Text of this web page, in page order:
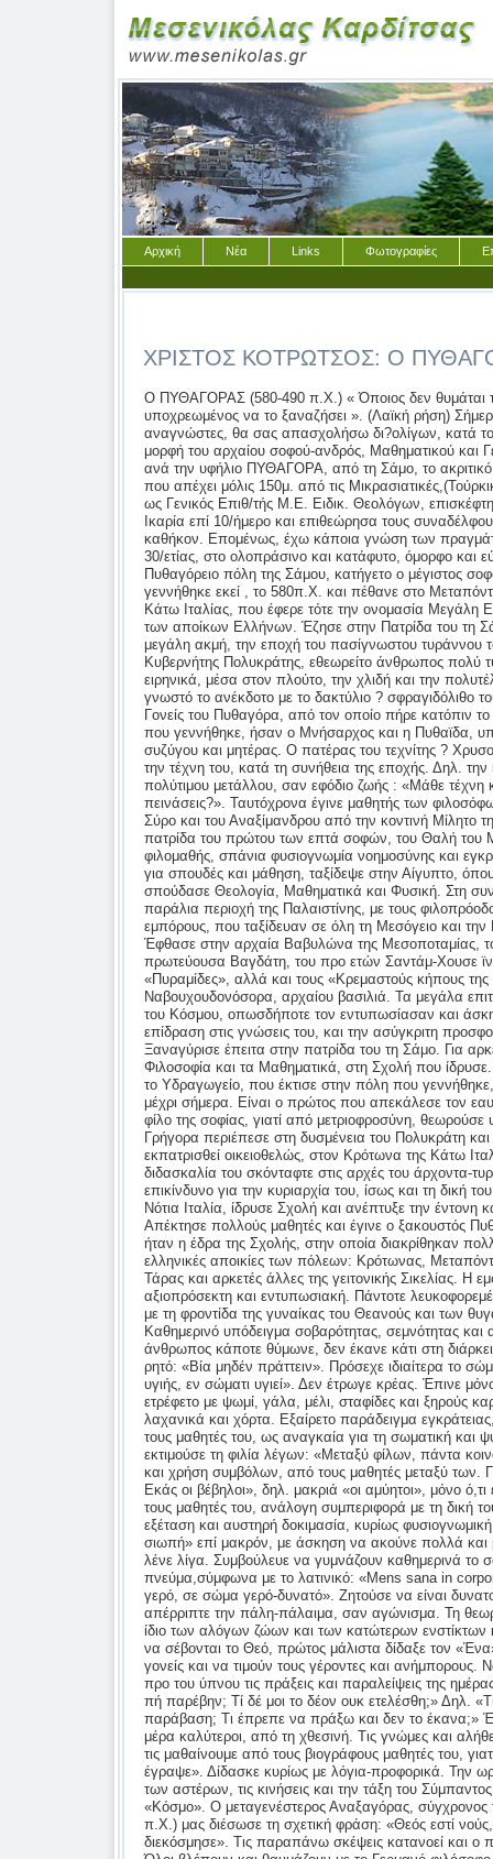
Αρχική Νέα Links Φωτογραφίες
ΧΡΙΣΤΟΣ ΚΟΤΡΩΤΣΟΣ: Ο
Ο ΠΥΘΑΓΟΡΑΣ (580-490 π.Χ.) « Όποιος δεν θυμάται το παρελθόν του, είναι υποχρεωμένος να το ξαναζήσει ». (Λαϊκή ρήση) Σήμερα αγαπητοί φίλοι και αναγνώστες, θα σας απασχολήσω δι?ολίγων, κατά το δυνατόν, με τη μεγάλη μορφή του αρχαίου σοφού-ανδρός, Μαθηματικού και Γεωμέτρη, του ξακουστού ανά την υφήλιο ΠΥΘΑΓΟΡΑ, από τη Σάμο, το ακριτικό νησί μας του Αιγαίου, που απέχει μόλις 150μ. από τις Μικρασιατικές,(Τούρκικες) ακτές. Το 1980-81, ως Γενικός Επιθ/τής Μ.Ε. Ειδικ. Θεολόγων, επισκέφτηκα τη Σάμο και την Ικαρία επί 10/ήμερο και επιθεώρησα τους συναδέλφους Θεολόγους, κατά καθήκον. Επομένως, έχω κάποια γνώση των πραγμάτων, όπως τα έζησα προ 30/ετίας, στο ολοπράσινο και κατάφυτο, όμορφο και εύφορο νησί μας. Από το Πυθαγόρειο πόλη της Σάμου, κατήγετο ο μέγιστος σοφός του καιρού του, που γεννήθηκε εκεί , το 580π.Χ. και πέθανε στο Μεταπόντιο, πόλη της Νότιας-Κάτω Ιταλίας, που έφερε τότε την ονομασία Μεγάλη Ελλάδα, από το πλήθος των αποίκων Ελλήνων. Έζησε στην Πατρίδα του τη Σάμο, που γνώρισε τότε μεγάλη ακμή, την εποχή του πασίγνωστου τυράννου του Πολυκράτη. Ο Κυβερνήτης Πολυκράτης, εθεωρείτο άνθρωπος πολύ τυχερός και το νησί ζούσε ειρηνικά, μέσα στον πλούτο, την χλιδή και την πολυτέλεια. Σε πολλούς είναι γνωστό το ανέκδοτο με το δακτύλιο ? σφραγιδόλιθο του άρχοντα Πολυκράτη. Γονείς του Πυθαγόρα, από τον οποίο πήρε κατόπιν το όνομα του και η πόλη που γεννήθηκε, ήσαν ο Μνήσαρχος και η Πυθαϊδα, υπόδειγμα γυναίκας ? συζύγου και μητέρας. Ο πατέρας του τεχνίτης ? Χρυσοχόος, του εξέμαθε νωρίς την τέχνη του, κατά τη συνήθεια της εποχής. Δηλ. την κατεργασία του πολύτιμου μετάλλου, σαν εφόδιο ζωής : «Μάθε τέχνη κι άς τηνε, κι αν πεινάσεις?». Ταυτόχρονα έγινε μαθητής των φιλοσόφων Φερεκύδη από τη Σύρο και του Αναξίμανδρου από την κοντινή Μίλητο της Μικράς Ασίας, πατρίδα του πρώτου των επτά σοφών, του Θαλή του Μιλήσιου. Ευφυής και φιλομαθής, σπάνια φυσιογνωμία νοημοσύνης και εγκράτειας, έχοντας έφεση για σπουδές και μάθηση, ταξίδεψε στην Αίγυπτο, όπου για χρόνια αρκετά σπούδασε Θεολογία, Μαθηματικά και Φυσική. Στη συνέχεια πήγε στη Φοινίκη, παράλια περιοχή της Παλαιστίνης, με τους φιλοπρόοδους ναυτικούς και εμπόρους, που ταξίδευαν σε όλη τη Μεσόγειο και την Κρήτη, ιδιαίτερα. Έφθασε στην αρχαία Βαβυλώνα της Μεσοποταμίας, το τωρινό ΙΡΑΚ, και την πρωτεύουσα Βαγδάτη, του προ ετών Σαντάμ-Χουσε ϊν. Μελέτησε βέβαια τις «Πυραμίδες», αλλά και τους «Κρεμαστούς κήπους της Βαβυλώνας», του Ναβουχουδονόσορα, αρχαίου βασιλιά. Τα μεγάλα επιτεύγματα, «Θαύματα» του Κόσμου, οπωσδήποτε τον εντυπωσίασαν και άσκησαν ευεργητική επίδραση στις γνώσεις του, και την ασύγκριτη προσφορά του στον Κόσμο. Ξαναγύρισε έπειτα στην πατρίδα του τη Σάμο. Για αρκετά χρόνια, δίδαξε τη Φιλοσοφία και τα Μαθηματικά, στη Σχολή που ίδρυσε. Άξιο ιδιαίτερης μνείας, το Υδραγωγείο, που έκτισε στην πόλη που γεννήθηκε, λείψανα δε σώζονται μέχρι σήμερα. Είναι ο πρώτος που απεκάλεσε τον εαυτό του φιλόσοφο, δηλ. φίλο της σοφίας, γιατί από μετριοφροσύνη, θεωρούσε υπερβολή το «σοφός». Γρήγορα περιέπεσε στη δυσμένεια του Πολυκράτη και αναγκάστηκε να εκπατρισθεί οικειοθελώς, στον Κρότωνα της Κάτω Ιταλίας, επειδή η διδασκαλία του σκόνταφτε στις αρχές του άρχοντα-τυράννου, πράγμα επικίνδυνο για την κυριαρχία του, ίσως και τη δική του ζωή. Εκεί λοιπόν στη Νότια Ιταλία, ίδρυσε Σχολή και ανέπτυξε την έντονη και πολυσχιδή δράση του. Απέκτησε πολλούς μαθητές και έγινε ο ξακουστός Πυθαγόρας. Ο Κρότωνας ήταν η έδρα της Σχολής, στην οποία διακρίθηκαν πολλοί μαθητές του από τις ελληνικές αποικίες των πόλεων: Κρότωνας, Μεταπόντιο, Ποσειδώνιο, Σύβαρις, Τάρας και αρκετές άλλες της γειτονικής Σικελίας. Η εμφάνισή του ιδιαίτερα αξιοπρόσεκτη και εντυπωσιακή. Πάντοτε λευκοφορεμένος και πεντακάθαρος, με τη φροντίδα της γυναίκας του Θεανούς και των θυγατέρων τους. Καθημερινό υπόδειγμα σοβαρότητας, σεμνότητας και αρετής. Εάν σαν άνθρωπος κάποτε θύμωνε, δεν έκανε κάτι στη διάρκεια του θυμού, κατά το ρητό: «Βία μηδέν πράττειν». Πρόσεχε ιδιαίτερα το σώμα του, διότι: «Νούς υγιής, εν σώματι υγιεί». Δεν έτρωγε κρέας. Έπινε μόνο καθαρό νερό και ετρέφετο με ψωμί, γάλα, μέλι, σταφίδες και ξηρούς καρπούς, φρούτα, λαχανικά και χόρτα. Εξαίρετο παράδειγμα εγκράτειας, την απαιτούσε και από τους μαθητές του, ως αναγκαία για τη σωματική και ψυχική υγεία. Ιδιαιτέρως εκτιμούσε τη φιλία λέγων: «Μεταξύ φίλων, πάντα κοινά». Στη Σχολή υπήρχε και χρήση συμβόλων, από τους μαθητές μεταξύ των. Γνωστό το σύνθημα: « Εκάς οι βέβηλοι», δηλ. μακριά «οι αμύητοι», μόνο ό,τι έβλεπαν. Ήθελε από τους μαθητές του, ανάλογη συμπεριφορά με τη δική του. Γίνονταν δεκτοί με εξέταση και αυστηρή δοκιμασία, κυρίως φυσιογνωμική. Επέβαλλε τη «μυστική σιωπή» επί μακρόν, με άσκηση να ακούνε πολλά και μετά ώριμη σκέψη να λένε λίγα. Συμβούλευε να γυμνάζουν καθημερινά το σώμα τους και το πνεύμα,σύμφωνα με το λατινικό: «Mens sana in corpore sano» = « Μυαλό γερό, σε σώμα γερό-δυνατό». Ζητούσε να είναι δυνατοί και γενναίοι, αλλά απέρριπτε την πάλη-πάλαιμα, σαν αγώνισμα. Τη θεωρούσε ταπεινωτική και ίδιο των αλόγων ζώων και των κατώτερων ενστίκτων και ορμών. Απαιτούσε να σέβονται το Θεό, πρώτος μάλιστα δίδαξε τον «Ένα». Να αγαπούν τους γονείς και να τιμούν τους γέροντες και ανήμπορους. Να ελέγχουν κάθε βράδυ προ του ύπνου τις πράξεις και παραλείψεις της ημέρας. Έλεγε: «Πή δ?έρεξα; πή παρέβην; Τί δέ μοι το δέον ουκ ετελέσθη;» Δηλ. «Τι είπα κακό; πού έκανα παράβαση; Τι έπρεπε να πράξω και δεν το έκανα;» Έτσι θα γίνονται κάθε μέρα καλύτεροι, από τη χθεσινή. Τις γνώμες και αλήθειες της διδασκαλίας του, τις μαθαίνουμε από τους βιογράφους μαθητές του, γιατί ο ίδιος «ουδέν έγραψε». Δίδασκε κυρίως με λόγια-προφορικά. Την ωραία θέα του ουρανού, των αστέρων, τις κινήσεις και την τάξη του Σύμπαντος, πρώτος ονόμασε «Κόσμο». Ο μεταγενέστερος Αναξαγόρας, σύγχρονος του Σωκράτη(470-399 π.Χ.) μας διέσωσε τη σχετική φράση: «Θεός εστί νούς, ός τα πάντα διεκόσμησε». Τις παραπάνω σκέψεις κατανοεί και ο πιο απλός άνθρωπος. Όλοι βλέπουν και θαυμάζουν με το Γερμανό φιλόσοφο Κάντ: «Ο έναστρος ουρανός υπεράνω μου και ο εν εμοί ηθικός νόμος(η συνείδηση), αυτά τα δύο πράγματα γεμίζουν πάντοτε την ψυχή μου με νέο θαυμασμό και έκπληξη», στο έργο του «Κριτική του Καθαρού λόγου». Νιώθω να με κουράζει το γράψιμο. Παίρνω όμως θάρρος, όταν θυμηθώ τον ποιητή Κωστή Παλαμά, σε ένα δίστιχό του προς τους φοιτητές-γείτονες; Όπου σήμερα το άγαλμά του, αριστερά της οδού Ακαδημίας, από Πλατεία Κάνιγγος. «Να μη βαριέστε το γράψιμο και να μη σας κουράζει το σκάψιμο», = η έρευνα. -Είναι φοβερό έλεγε ο Πυθαγόρας να είναι ο άνθρωπος δούλος των παθών του. Καταντά χειρότερο, από το να είναι υπόδουλος σε κάθε τύραννο. -Φρόντισε λοιπόν να απαλλαγείς φίλε, από τα πάθη σου. Ένα από τα μεγάλα ελαττώματα είναι η λαιμαργία κάθε μορφής. Πολλά είναι τα πάθη που μας κυριεύουν. Και τότε, χάνουμε το λογικό μας σαν ελεύθερα όντα, που μας έπλασε ο δημιουργός, με νού, θέληση και ηθική ελευθερία, «αύτεξούσιο=συνείδηση». Δεν είναι δυνατόν να ισχυρίζεται κάποιος ότι είναι ελεύθερος και να υποκύπτει στα πάθη του. Ποιά είναι αυτά; Τα γνωρίζει ο ίδιος ο πράττων, καλύτερα από τον